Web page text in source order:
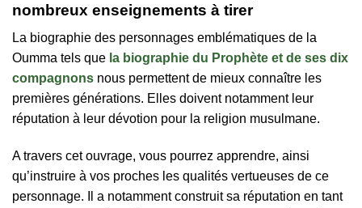
nombreux enseignements à tirer
La biographie des personnages emblématiques de la
Oumma tels que la biographie du Prophète et de ses dix
compagnons nous permettent de mieux connaître les
premières générations. Elles doivent notamment leur
réputation à leur dévotion pour la religion musulmane.
A travers cet ouvrage, vous pourrez apprendre, ainsi
qu’instruire à vos proches les qualités vertueuses de ce
personnage. Il a notamment construit sa réputation en tant